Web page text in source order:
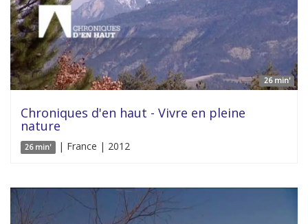
26 min'
Chroniques d'en haut - Vivre en pleine
nature
26 min' | France | 2012